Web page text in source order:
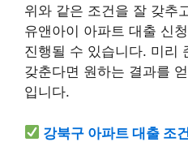
위와 같은 조건을 잘 갖추
유앤아이 아파트 대출 신
진행될 수 있습니다. 미리
갖춘다면 원하는 결과를
입니다.
강북구 아파트 대출 조